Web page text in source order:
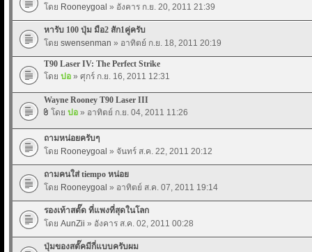
โดย Rooneygoal » อังคาร ก.ย. 20, 2011 21:39
หารับ 100 ปุ่ม มือ2 สัก1คู่ครับ
โดย swensenman » อาทิตย์ ก.ย. 18, 2011 20:19
T90 Laser IV: The Perfect Strike
โดย ปอ » ศุกร์ ก.ย. 16, 2011 12:31
Wayne Rooney T90 Laser III
โดย ปอ » อาทิตย์ ก.ย. 04, 2011 11:26
ถามหน่อยครับๆ
โดย Rooneygoal » จันทร์ ส.ค. 22, 2011 20:12
ถามคนใส่ tiempo หน่อย
โดย Rooneygoal » อาทิตย์ ส.ค. 07, 2011 19:14
รองเท้าสตั๊ด ที่แพงที่สุดในโลก
โดย AunZii » อังคาร ส.ค. 02, 2011 00:28
ปุ่มของสตั๊คมีกี่แบบครับผม